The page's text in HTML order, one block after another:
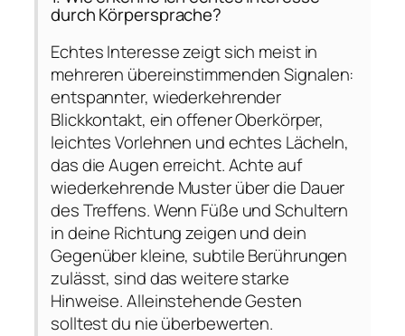
durch Körpersprache?
Echtes Interesse zeigt sich meist in
mehreren übereinstimmenden Signalen:
entspannter, wiederkehrender
Blickkontakt, ein offener Oberkörper,
leichtes Vorlehnen und echtes Lächeln,
das die Augen erreicht. Achte auf
wiederkehrende Muster über die Dauer
des Treffens. Wenn Füße und Schultern
in deine Richtung zeigen und dein
Gegenüber kleine, subtile Berührungen
zulässt, sind das weitere starke
Hinweise. Alleinstehende Gesten
solltest du nie überbewerten.